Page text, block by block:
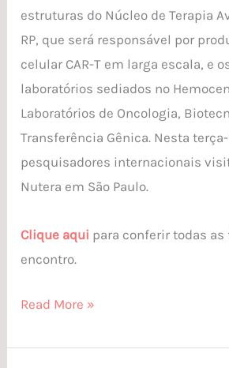
estruturas do Núcleo de Terapia
RP, que será responsável por
celular CAR-T em larga escala, e
laboratórios sediados no
Laboratórios de Oncologia,
Transferência Gênica. Nesta
pesquisadores internacionais
Nutera em São Paulo.
Clique aqui para conferir todas as
encontro.
Read More »